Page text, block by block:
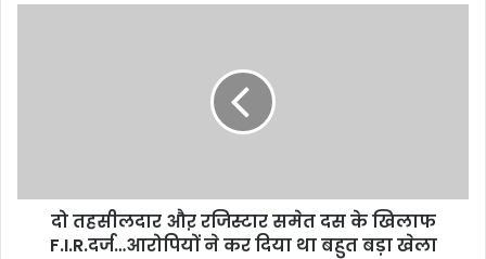
दो तहसीलदार औऱ रजिस्टार समेत दस के खिलाफ
F.I.R.दर्ज…आरोपियों ने कर दिया था बहुत बड़ा खेला